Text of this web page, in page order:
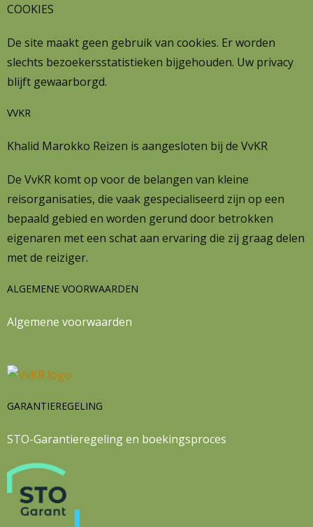
COOKIES
De site maakt geen gebruik van cookies. Er worden
slechts bezoekersstatistieken bijgehouden. Uw privacy
blijft gewaarborgd.
VVKR
Khalid Marokko Reizen is aangesloten bij de VvKR
De VvKR komt op voor de belangen van kleine
reisorganisaties, die vaak gespecialiseerd zijn op een
bepaald gebied en worden gerund door betrokken
eigenaren met een schat aan ervaring die zij graag delen
met de reiziger.
ALGEMENE VOORWAARDEN
Algemene voorwaarden
GARANTIEREGELING
STO-Garantieregeling en boekingsproces